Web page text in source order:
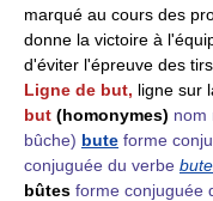
marqué au cours des
donne la victoire à
d'éviter l'épreuve des
Ligne de but, ligne sur
but (homonymes) nom
bûche) bute forme
conjuguée du verbe
bûtes forme conjuguée